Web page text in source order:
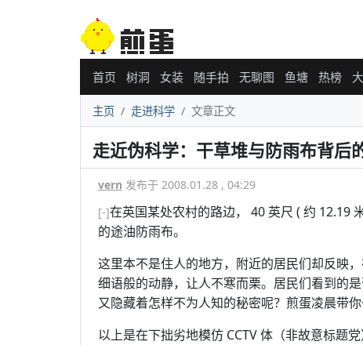
首页 树洞 女装 随手拍 无聊图 鱼塘 热榜
主页 走进科学 文章正文
走近伪科学：干草堆与防雨布背后
vern 发布于 2008.01.28 , 04:29
[-]在英国某处农村的路边， 40 英尺 ( 约 12.19
的途油防雨布。
这里本不是住人的地方，附近的居民们却反映
细语般的动静，让人不寒而栗。居民们看到的
又隐藏着怎样不为人知的秘密呢？煎蛋凌晨带你
以上是在下拙劣地模仿 CCTV 体（非故意标题